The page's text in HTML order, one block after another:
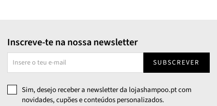
Inscreve-te na nossa newsletter
SUBSCREVER
Sim, desejo receber a newsletter da lojashampoo.pt com
novidades, cupões e conteúdos personalizados.